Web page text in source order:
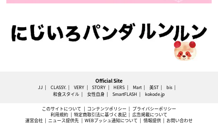
Official Site
JJ CLASSY. VERY STORY HERS Mart 美ST
bis
和食スタイル
女性自身 SmartFLASH kokode.jp
このサイトについて コンテンツポリシー
プライバシーポリシー
利用規約
特定商取引法に基づく表記
広告掲載について
運営会社
ニュース提供先 WEBプッシュ通知について 情報提供 お問い合わせ